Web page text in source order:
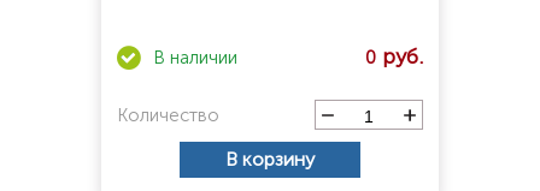
0
Количество
В корзину